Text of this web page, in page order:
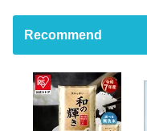
Recommend